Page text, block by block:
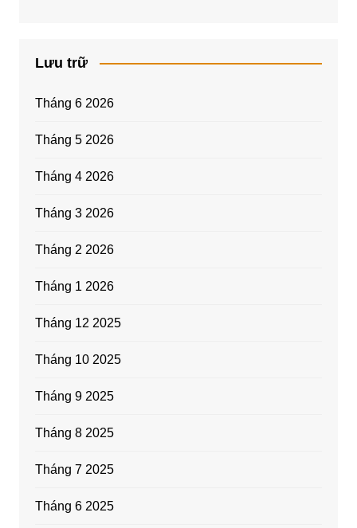
Lưu trữ
Tháng 6 2026
Tháng 5 2026
Tháng 4 2026
Tháng 3 2026
Tháng 2 2026
Tháng 1 2026
Tháng 12 2025
Tháng 10 2025
Tháng 9 2025
Tháng 8 2025
Tháng 7 2025
Tháng 6 2025